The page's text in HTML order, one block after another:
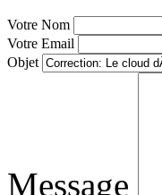
Votre Nom
Votre Email
Objet
Message